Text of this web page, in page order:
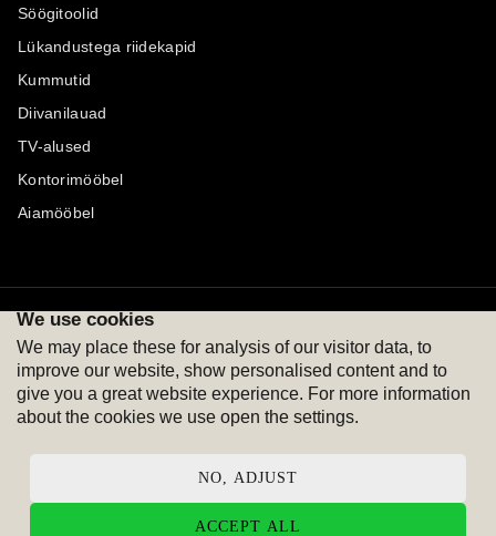
Söögitoolid
Lükandustega riidekapid
Kummutid
Diivanilauad
TV-alused
Kontorimööbel
Aiamööbel
Maksevõimalused
We use cookies
We may place these for analysis of our visitor data, to
improve our website, show personalised content and to
give you a great website experience. For more information
about the cookies we use open the settings.
NO, ADJUST
ACCEPT ALL